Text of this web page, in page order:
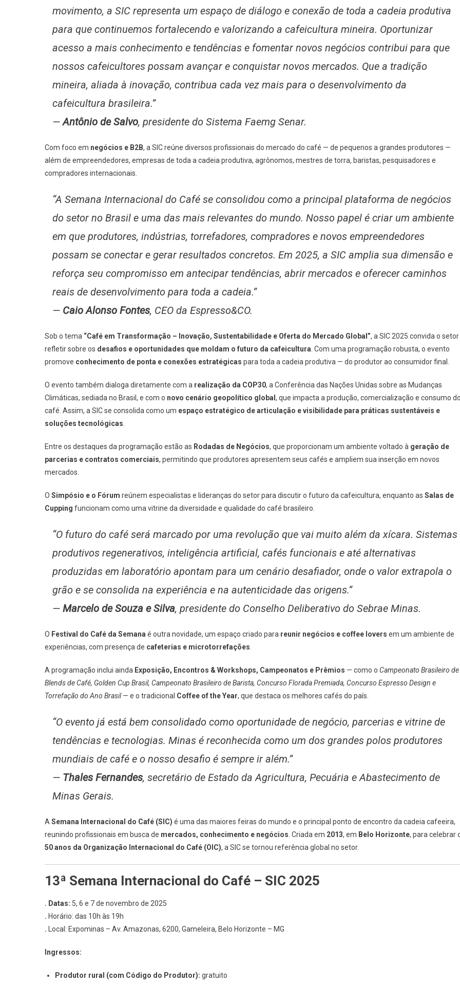
movimento, a SIC representa um espaço de diálogo e conexão de toda a cadeia produtiva
para que continuemos fortalecendo e valorizando a cafeicultura mineira. Oportunizar
acesso a mais conhecimento e tendências e fomentar novos negócios contribui para que
nossos cafeicultores possam avançar e conquistar novos mercados. Que a tradição
mineira, aliada à inovação, contribua cada vez mais para o desenvolvimento da
cafeicultura brasileira.”
—Antônio de Salvo, presidente do Sistema Faemg Senar.
Com foco em negócios e B2B, a SIC reúne diversos profissionais do mercado do café — de pequenos a grandes produtores —
além de empreendedores, empresas de toda a cadeia produtiva, agrônomos, mestres de torra, baristas, pesquisadores e
compradores internacionais.
“A Semana Internacional do Café se consolidou como a principal plataforma de negócios
do setor no Brasil e uma das mais relevantes do mundo. Nosso papel é criar um ambiente
em que produtores, indústrias, torrefadores, compradores e novos empreendedores
possam se conectar e gerar resultados concretos. Em 2025, a SIC amplia sua dimensão e
reforça seu compromisso em antecipar tendências, abrir mercados e oferecer caminhos
reais de desenvolvimento para toda a cadeia.”
— Caio Alonso Fontes, CEO da Espresso&CO.
Sob o tema “Café em Transformação – Inovação, Sustentabilidade e Oferta do Mercado Global”, a SIC 2025 convida o
refletir sobre os desafios e oportunidades que moldam o futuro da cafeicultura. Com uma programação robusta, o evento
promove conhecimento de ponta e conexões estratégicas para toda a cadeia produtiva — do produtor ao consumidor final.
O evento também dialoga diretamente com a realização da COP30, a Conferência das Nações Unidas sobre as Mudanças
Climáticas, sediada no Brasil, e com o novo cenário geopolítico global , que impacta a produção, comercialização e consumo
café. Assim, a SIC se consolida como um espaço estratégico de articulação e visibilidade para práticas sustentáveis e
soluções tecnológicas.
Entre os destaques da programação estão as Rodadas de Negócios, que proporcionam um ambiente voltado à geração de
parcerias e contratos comerciais, permitindo que produtores apresentem seus cafés e ampliem sua inserção em novos
mercados.
O Simpósio e o Fórum reúnem especialistas e lideranças do setor para discutir o futuro da cafeicultura, enquanto as Salas de
Cupping funcionam como uma vitrine da diversidade e qualidade do café brasileiro.
“O futuro do café será marcado por uma revolução que vai muito além da xícara. Sistemas
produtivos regenerativos, inteligência artificial, cafés funcionais e até alternativas
produzidas em laboratório apontam para um cenário desafiador, onde o valor extrapola o
grão e se consolida na experiência e na autenticidade das origens.”
— Marcelo de Souza e Silva, presidente do Conselho Deliberativo do Sebrae Minas.
O Festival do Café da Semanaé outra novidade, um espaço criado para reunir negócios e coffee lovers em um ambiente de
experiências, com presença de cafeterias e microtorrefações.
A programação inclui ainda Exposição, Encontros & Workshops, Campeonatos e Prêmios — como o Campeonato Brasileiro de
Blends de Café, Golden Cup Brasil, Campeonato Brasileiro de Barista, Concurso Florada Premiada, Concurso Espresso Design e
Torrefação do Ano Brasil— e o tradicional Coffee of the Year, que destaca os melhores cafés do país.
“O evento já está bem consolidado como oportunidade de negócio, parcerias e vitrine de
tendências e tecnologias. Minas é reconhecida como um dos grandes polos produtores
mundiais de café e o nosso desafio é sempre ir além.”
— Thales Fernandes, secretário de Estado da Agricultura, Pecuária e Abastecimento de
Minas Gerais.
ASemana Internacional do Café (SIC) é uma das maiores feiras do mundo e o principal ponto de encontro da cadeia cafeeira,
reunindo profissionais em busca de mercados, conhecimento e negócios. Criada em 2013, em Belo Horizonte, para celebrar
50 anos da Organização Internacional do Café (OIC), a SIC se tornou referência global no setor.
13ª Semana Internacional do Café – SIC 2025
. Datas: 5, 6 e 7 de novembro de 2025
. Horário: das 10h às 19h
. Local: Expominas – Av. Amazonas, 6200, Gameleira, Belo Horizonte – MG
Ingressos:
Produtor rural (com Código do Produtor): gratuito